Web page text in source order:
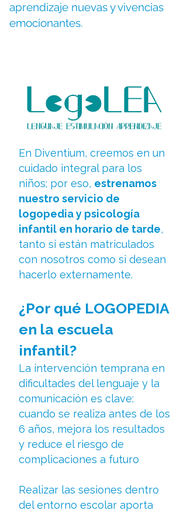
aprendizaje nuevas y vivencias
emocionantes.
En Diventium, creemos en un
cuidado integral para los
niños; por eso, estrenamos
nuestro servicio de
logopedia y psicología
infantil en horario de tarde,
tanto si están matriculados
con nosotros como si desean
hacerlo externamente.
¿Por qué LOGOPEDIA
en la escuela
infantil?
La intervención temprana en
dificultades del lenguaje y la
comunicación es clave:
cuando se realiza antes de los
6 años, mejora los resultados
y reduce el riesgo de
complicaciones a futuro
Realizar las sesiones dentro
del entorno escolar aporta